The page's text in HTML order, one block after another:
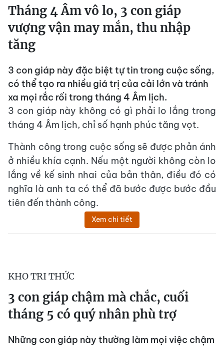
Tháng 4 Âm vô lo, 3 con giáp
vượng vận may mắn, thu nhập
tăng
3 con giáp này đặc biệt tự tin trong cuộc sống,
có thể tạo ra nhiều giá trị của cải lớn và tránh
xa mọi rắc rối trong tháng 4 Âm lịch.
3 con giáp này không có gì phải lo lắng trong
tháng 4 Âm lịch, chỉ số hạnh phúc tăng vọt.
Thành công trong cuộc sống sẽ được phản ánh
ở nhiều khía cạnh. Nếu một người không còn lo
lắng về kế sinh nhai của bản thân, điều đó có
nghĩa là anh ta có thể đã bước được bước đầu
tiên đến thành công.
Xem chi tiết
KHO TRI THỨC
3 con giáp chậm mà chắc, cuối
tháng 5 có quý nhân phù trợ
Những con giáp này thường làm mọi việc chậm